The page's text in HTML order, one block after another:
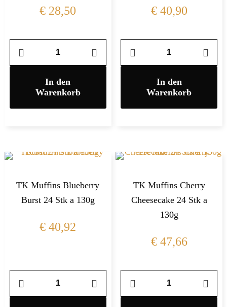
€ 28,50
In den
Warenkorb
€40,90
In den
Warenkorb
TK Muffins Blueberry
Burst 24 Stk a 130g
€ 40,92
TK Muffins Cherry
Cheesecake 24 Stk a
130g
€47,66